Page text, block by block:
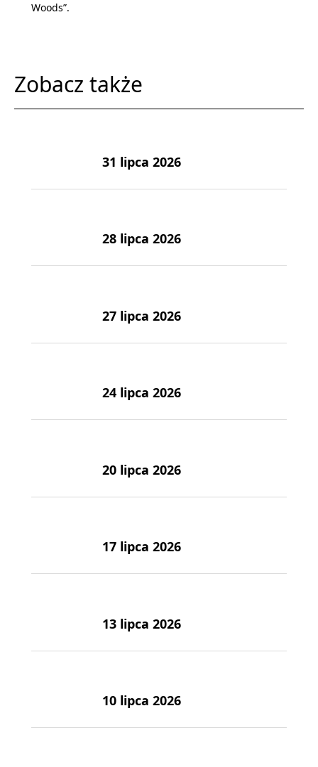
Woods”.
Zobacz także
31 lipca 2026
28 lipca 2026
27 lipca 2026
24 lipca 2026
20 lipca 2026
17 lipca 2026
13 lipca 2026
10 lipca 2026